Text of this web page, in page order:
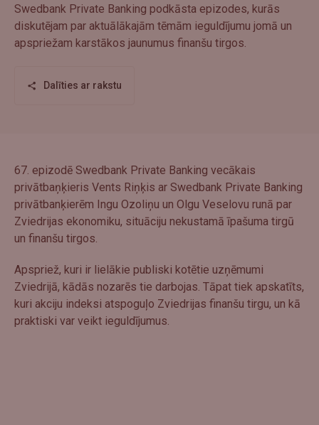
Swedbank Private Banking podkāsta epizodes, kurās
diskutējam par aktuālākajām tēmām ieguldījumu jomā un
apspriežam karstākos jaunumus finanšu tirgos.
Dalīties ar rakstu
67. epizodē Swedbank Private Banking vecākais
privātbaņķieris Vents Riņķis ar Swedbank Private Banking
privātbanķierēm Ingu Ozoliņu un Olgu Veselovu runā par
Zviedrijas ekonomiku, situāciju nekustamā īpašuma tirgū
un finanšu tirgos.
Apspriež, kuri ir lielākie publiski kotētie uzņēmumi
Zviedrijā, kādās nozarēs tie darbojas. Tāpat tiek apskatīts,
kuri akciju indeksi atspoguļo Zviedrijas finanšu tirgu, un kā
praktiski var veikt ieguldījumus.